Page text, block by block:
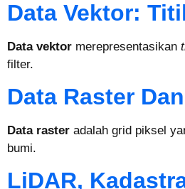
Data Vektor:
Data vektor merepresentasikan
filter.
Data Raster
Data raster adalah grid piksel
bumi.
LiDAR,